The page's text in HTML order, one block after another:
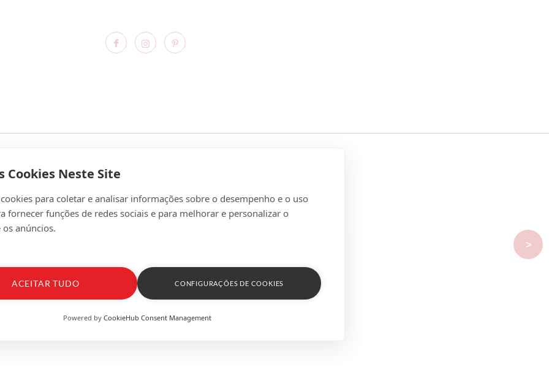
Cookies Neste Site
para coletar e analisar informações sobre o desempenho e o uso
fornecer funções de redes sociais e para melhorar e personalizar o
anúncios.
ACEITAR TUDO CONFIGURAÇÕES DE COOKIES
Powered by CookieHub Consent Management
>